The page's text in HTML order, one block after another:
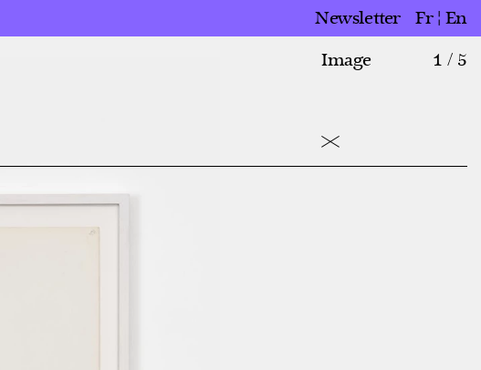
Newsletter Fr En
Image 1 / 5